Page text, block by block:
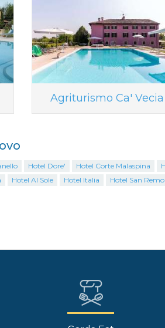
Agriturismo Ca' Vecia
Hotel Dore' Hotel Corte Malaspina
Hotel Al Sole Hotel Italia Hotel San Remo